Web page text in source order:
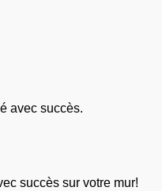
avec succès.
succès sur votre mur!